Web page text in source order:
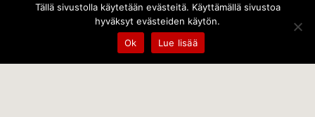
Tällä sivustolla käytetään evästeitä. Käyttämällä sivustoa
hyväksyt evästeiden käytön.
Ok
Lue lisää